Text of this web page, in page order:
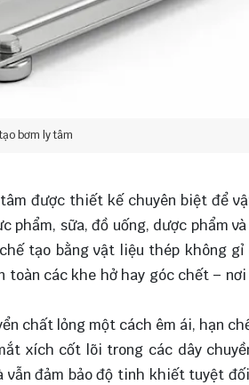
bơm ly tâm
được thiết kế chuyên biệt để
sữa, đồ uống, dược phẩm
tạo bằng vật liệu thép không
toàn các khe hở hay góc chết –
chất lỏng một cách êm ái, hạn
xích cốt lõi trong các dây
vẫn đảm bảo độ tinh khiết tuyệt